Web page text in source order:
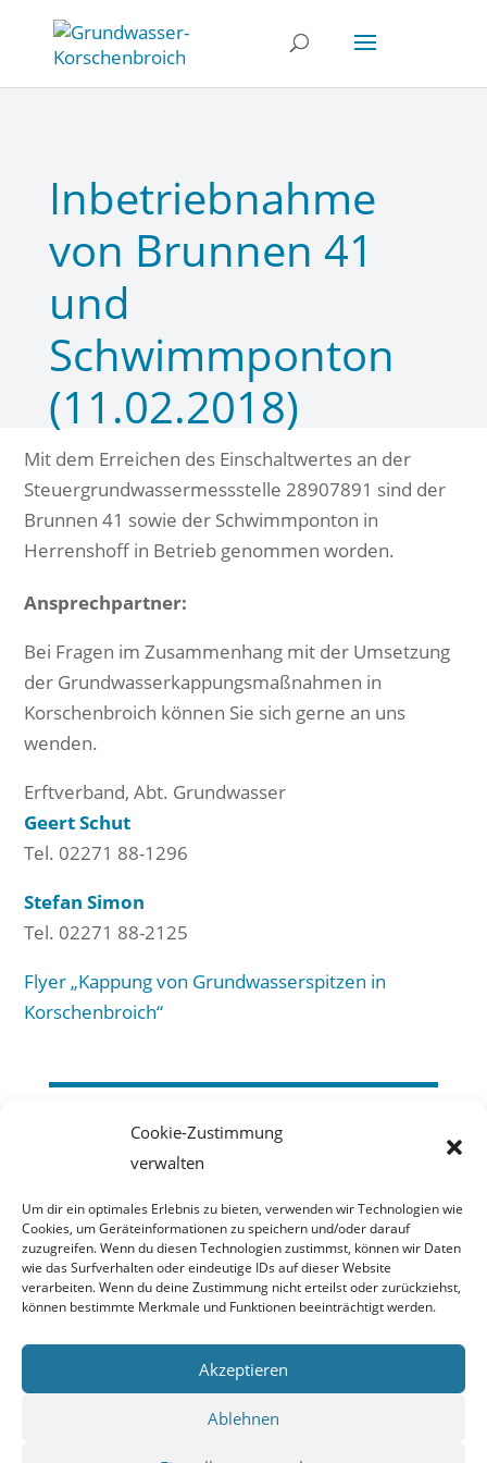
Cookie-Zustimmung
verwalten
Um dir ein optimales Erlebnis zu bieten, verwenden wir Technologien wie
Cookies, um Geräteinformationen zu speichern und/oder darauf
zuzugreifen. Wenn du diesen Technologien zustimmst, können wir Daten
wie das Surfverhalten oder eindeutige IDs auf dieser Website
verarbeiten. Wenn du deine Zustimmung nicht erteilst oder zurückziehst,
können bestimmte Merkmale und Funktionen beeinträchtigt werden.
Akzeptieren
Ablehnen
Inbetriebnahme
von Brunnen 41
und
Schwimmponton
(11.02.2018)
Mit dem Erreichen des Einschaltwertes an der
Steuergrundwassermessstelle 28907891 sind der
Brunnen 41 sowie der Schwimmponton in
Herrenshoff in Betrieb genommen worden.
Ansprechpartner:
Bei Fragen im Zusammenhang mit der Umsetzung
der Grundwasserkappungsmaßnahmen in
Korschenbroich können Sie sich gerne an uns
wenden.
Erftverband, Abt. Grundwasser
Geert Schut
Tel. 02271 88-1296
Stefan Simon
Tel. 02271 88-2125
Flyer „Kappung von Grundwasserspitzen in
Korschenbroich“
Erftverband
Am Erftverband 6
50126 Bergheim
02271 88-0
Impressum
Haftungsausschluss
Datenschutzerklärung
Barrierefreiheitserklärung